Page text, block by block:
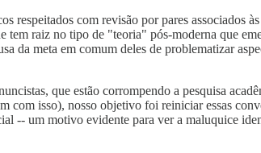
respeitados com revisão por pares associados
raiz no tipo de "teoria" pós-moderna que
da meta em comum deles de problematizar
que estão corrompendo a pesquisa
com isso), nosso objetivo foi reiniciar essas
-- um motivo evidente para ver a maluquice